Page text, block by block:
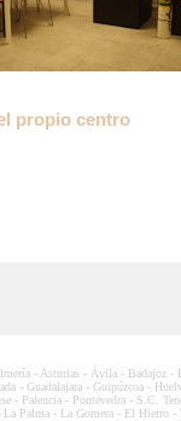
propio centro
- Asturias- Ávila- Badajoz-
- Guadalajara- Guipúzcoa-
- Palencia- Pontevedra- S.C.
La Palma- La Gomera- El Hierro-